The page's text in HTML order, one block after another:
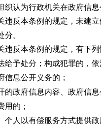
为行政机关在政府信息
反本条例的规定，未建立
。
反本条例的规定，有下列
给予处分；构成犯罪的，
息公开义务的；
政府信息内容、政府信息
的；
人以有偿服务方式提供政